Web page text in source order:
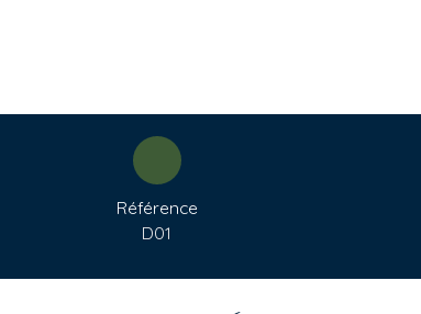
Référence
D01